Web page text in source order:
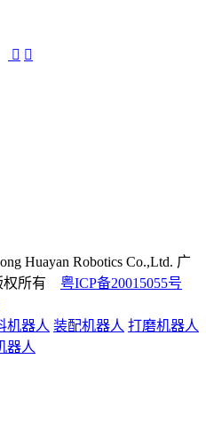
Huayan Robotics Co.,Ltd. 广
权所有 粤ICP备20015055号
机器人 装配机器人 打磨机器人
器人